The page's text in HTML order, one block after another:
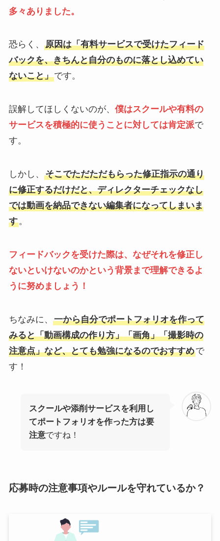
多々ありました。
恐らく、 原因は「有料サービスで受けたフィード
バックを、きちんと自分のものに落とし込めてい
ないこと」です。
誤解してほしくないのが、 僕はスクールや有料の
サービスを積極的に使うことに対しては肯定派で
す。
しかし、 そこでただただもらった修正指示の通り
に修正するだけだと、ディレクターチェックなし
では動画を納品できない編集者になってしまいま
す。
フィードバックを受けた際は、なぜそれを修正し
ないといけないのかという背景まで理解できるよ
うに努めましょう！
ちなみに、 一から自分でポートフォリオを作って
みると「動画構成の作り方」「画角」「撮影時の
注意点」など、とても勉強になるのでおすすめで
す！
スクールや添削サービスを利用し
てポートフォリオを作った方は要
注意ですね！
応募時の注意事項やルールを守れているか？